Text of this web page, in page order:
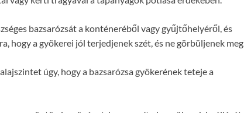
bazsarózsát a konténeréből vagy gyűjtőhelyéről, és
hogy a gyökerei jól terjedjenek szét, és ne görbüljenek meg.
úgy, hogy a bazsarózsa gyökerének teteje a